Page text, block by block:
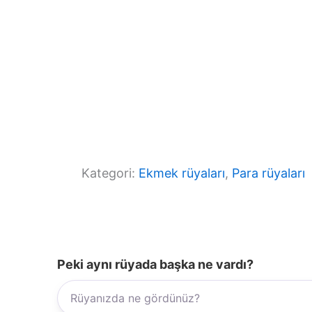
Kategori: Ekmek rüyaları, Para rüyaları
Peki aynı rüyada başka ne vardı?